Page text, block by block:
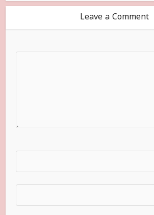
Leave a Comment